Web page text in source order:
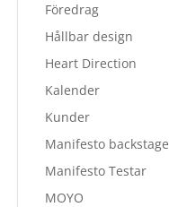
Föredrag
Hållbar design
Heart Direction
Kalender
Kunder
Manifesto backstage
Manifesto Testar
MOYO